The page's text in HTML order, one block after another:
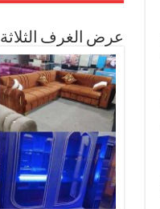
عرض الغرف الثلاثة